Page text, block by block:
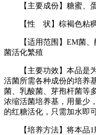
【主要成份】糖蜜、蛋
【性 状】棕褐色粘
【适用范围】EM菌、
菌活化繁殖
【主要功效】本品是为
活菌所需各种成份的培养
菌、乳酸菌、芽孢杆菌等
浓缩活菌培养基，用量少
的红糖活化，只需加水即
【培养方法】将本品1